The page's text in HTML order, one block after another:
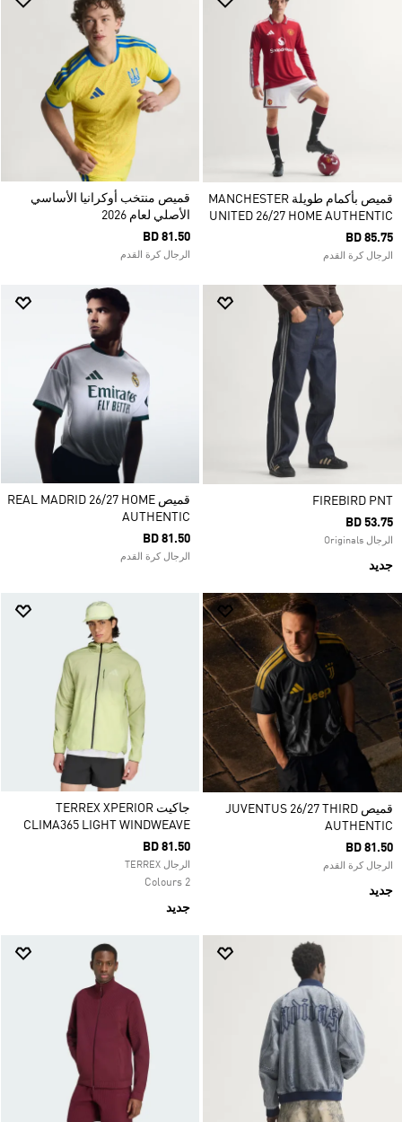
قميص بأكمام طويلة MANCHESTER
UNITED 26/27 HOME AUTHENTIC
BD 85.75
الرجال كرة القدم
قميص منتخب أوكرانيا الأساسي
الأصلي لعام 2026
BD 81.50
الرجال كرة القدم
FIREBIRD PNT
BD 53.75
الرجال Originals
جديد
قميص REAL MADRID 26/27 HOME
AUTHENTIC
BD 81.50
الرجال كرة القدم
قميص JUVENTUS 26/27 THIRD
AUTHENTIC
BD 81.50
الرجال كرة القدم
جديد
جاكيت TERREX XPERIOR
CLIMA365 LIGHT WINDWEAVE
BD 81.50
الرجال TERREX
2 Colours
جديد